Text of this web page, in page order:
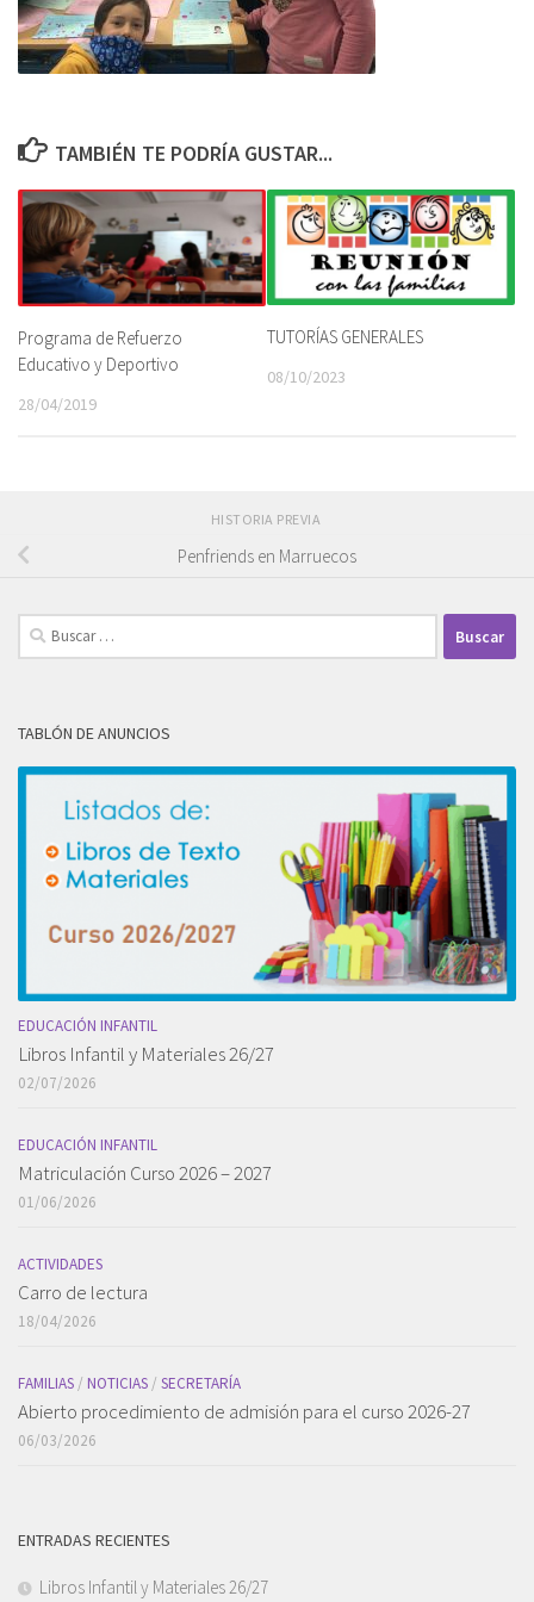
TAMBIÉN TE PODRÍA GUSTAR...
Programa de Refuerzo
Educativo y Deportivo
28/04/2019
TUTORÍAS GENERALES
08/10/2023
HISTORIA PREVIA
Penfriends en Marruecos
Buscar:
TABLÓN DE ANUNCIOS
EDUCACIÓN INFANTIL
Libros Infantil y Materiales 26/27
02/07/2026
EDUCACIÓN INFANTIL
Matriculación Curso 2026 – 2027
01/06/2026
ACTIVIDADES
Carro de lectura
18/04/2026
FAMILIAS / NOTICIAS / SECRETARÍA
Abierto procedimiento de admisión para el curso 2026-27
06/03/2026
ENTRADAS RECIENTES
Libros Infantil y Materiales 26/27